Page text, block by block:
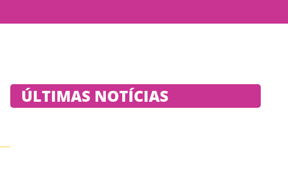
ÚLTIMAS NOTÍCIAS